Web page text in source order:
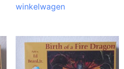
winkelwagen